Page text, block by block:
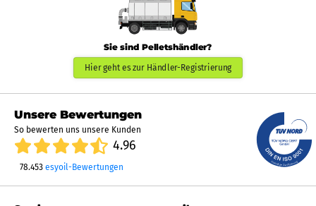
Sie sind Pelletshändler?
Hier geht es zur Händler-Registrierung
Unsere Bewertungen
So bewerten uns unsere Kunden
4.96
78.453 esyoil-Bewertungen